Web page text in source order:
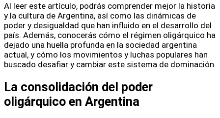
Al leer este artículo, podrás comprender mejor la historia
y la cultura de Argentina, así como las dinámicas de
poder y desigualdad que han influido en el desarrollo del
país. Además, conocerás cómo el régimen oligárquico ha
dejado una huella profunda en la sociedad argentina
actual, y cómo los movimientos y luchas populares han
buscado desafiar y cambiar este sistema de dominación.
La consolidación del poder
oligárquico en Argentina